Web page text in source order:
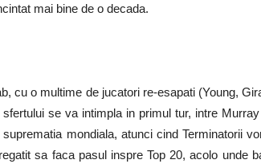
mai bine de o decada.
cu o multime de jucatori re-esapati (Young,
se va intimpla in primul tur, intre
mondiala, atunci cind Terminatorii
sa faca pasul inspre Top 20, acolo unde